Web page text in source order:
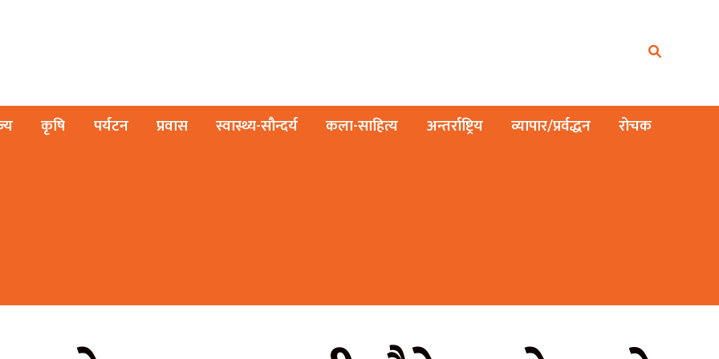
कृषि पर्यटन प्रवास स्वास्थ्य-सौन्दर्य कला-साहित्य अन्तर्राष्ट्रिय व्यापार/प्रर्वद्धन रोचक